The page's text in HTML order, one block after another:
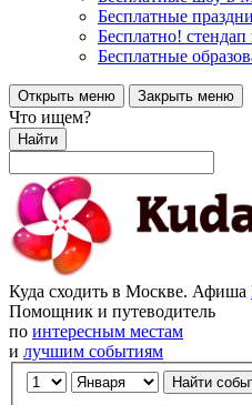
Бесплатные
Бесплатно!
Бесплатные
Открыть меню Закрыть меню
Что ищем?
Найти
Куда сходить в Москве. Афиша
Помощник и путеводитель
по интересным местам
и лучшим событиям